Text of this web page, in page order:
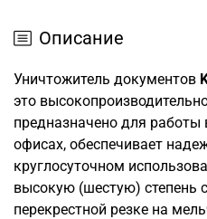
Описание
Уничтожитель документов
это
предназначено для
офисах, обеспечивает
круглосуточном
высокую (шестую) степень
перекрестной резке на